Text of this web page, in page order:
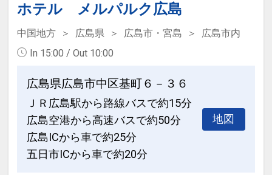
ホテル メルパルク広島
中国地方 広島県 広島市・宮島
広島市内
In 15:00 / Out 10:00
広島県広島市中区基町６－３６
ＪＲ広島駅から路線バスで約15分
広島空港から高速バスで約50分
広島ICから車で約25分
五日市ICから車で約20分
地図